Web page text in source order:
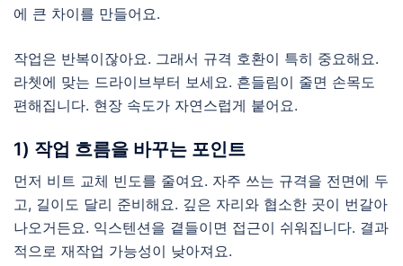
에 큰 차이를 만들어요.
작업은 반복이잖아요. 그래서 규격 호환이 특히 중요해요.
라쳇에 맞는 드라이브부터 보세요. 흔들림이 줄면 손목도
편해집니다. 현장 속도가 자연스럽게 붙어요.
1) 작업 흐름을 바꾸는 포인트
먼저 비트 교체 빈도를 줄여요. 자주 쓰는 규격을 전면에 두
고, 길이도 달리 준비해요. 깊은 자리와 협소한 곳이 번갈아
나오거든요. 익스텐션을 곁들이면 접근이 쉬워집니다. 결과
적으로 재작업 가능성이 낮아져요.